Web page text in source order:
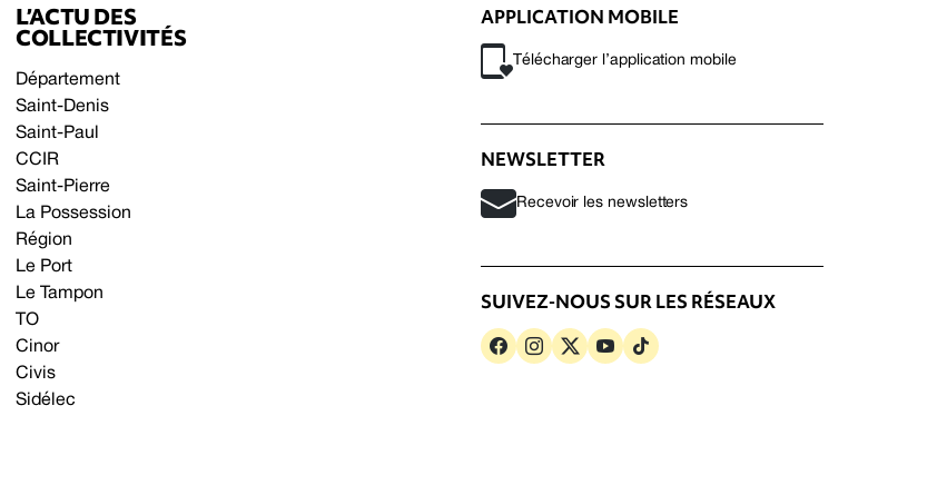
L’ACTU DES
COLLECTIVITÉS
Département
Saint-Denis
Saint-Paul
CCIR
Saint-Pierre
La Possession
Région
Le Port
Le Tampon
TO
Cinor
Civis
Sidélec
APPLICATION MOBILE
Télécharger l’application mobile
NEWSLETTER
Recevoir les newsletters
SUIVEZ-NOUS SUR LES RÉSEAUX